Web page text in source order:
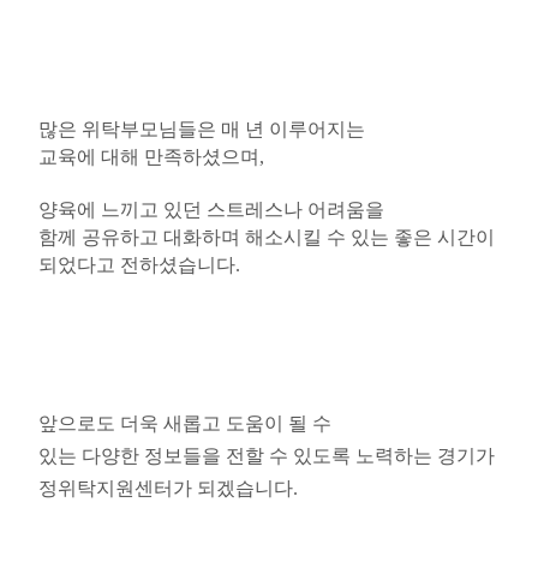
많은 위탁부모님들은 매 년 이루어지는
교육에 대해 만족하셨으며 ,
양육에 느끼고 있던 스트레스나 어려움을
함께 공유하고 대화하며 해소시킬 수 있는 좋은 시간이
되었다고 전하셨습니다.
앞으로도 더욱 새롭고 도움이 될 수
있는 다양한 정보들을 전할 수 있도록 노력하는 경기가
정위탁지원센터가 되겠습니다.